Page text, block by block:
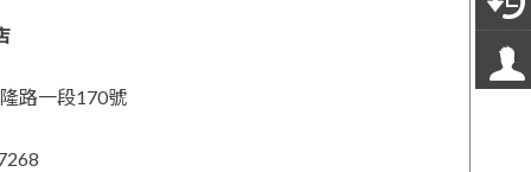
路一段170號